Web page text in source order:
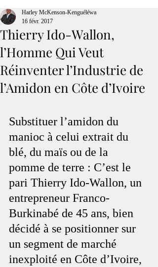
Thierry Ido-Wallon,
l’Homme Qui Veut
Réinventer l’Industrie de
l’Amidon en Côte d’Ivoire
Harley McKenson-Kenguéléwa
16 févr. 2017
Substituer l’amidon du
manioc à celui extrait du
blé, du maïs ou de la
pomme de terre : C’est le
pari Thierry Ido-Wallon, un
entrepreneur Franco-
Burkinabé de 45 ans, bien
décidé à se positionner sur
un segment de marché
inexploité en Côte d’Ivoire,